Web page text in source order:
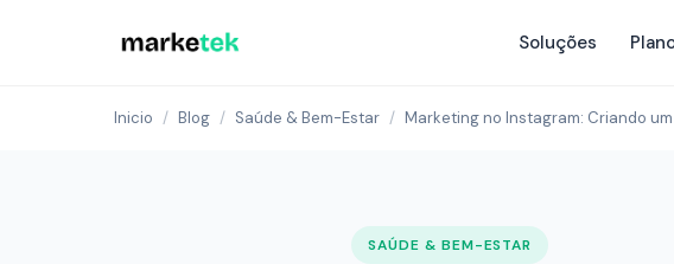
Soluções
Inicio / Blog / Saúde & Bem-Estar / Marketing no Instagram: Criando
SAÚDE & BEM-ESTAR